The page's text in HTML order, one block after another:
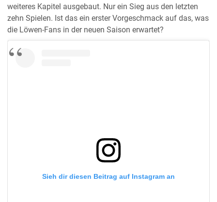
weiteres Kapitel ausgebaut. Nur ein Sieg aus den letzten
zehn Spielen. Ist das ein erster Vorgeschmack auf das, was
die Löwen-Fans in der neuen Saison erwartet?
Sieh dir diesen Beitrag auf Instagram an